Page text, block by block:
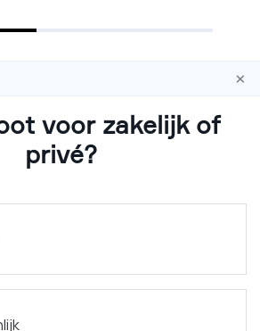
×
voor zakelijk of
privé?